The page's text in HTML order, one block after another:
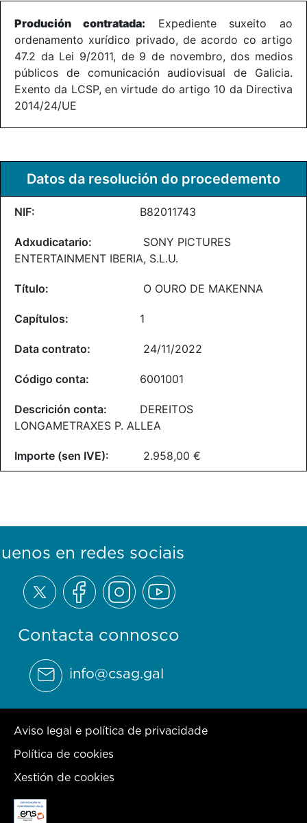
Produción contratada: Expediente suxeito ao
ordenamento xurídico privado, de acordo co artigo
47.2 da Lei 9/2011, de 9 de novembro, dos medios
públicos de comunicación audiovisual de Galicia.
Exento da LCSP, en virtude do artigo 10 da Directiva
2014/24/UE
Datos da resolución do procedemento
B82011743
SONY PICTURES
ENTERTAINMENT IBERIA, S.L.U.
O OURO DE MAKENNA
1
24/11/2022
6001001
DEREITOS
LONGAMETRAXES P. ALLEA
2.958,00 €
Contacta connosco
info@csag.gal
en redes sociais
Aviso legal e política de privacidade
Política de cookies
Xestión de cookies